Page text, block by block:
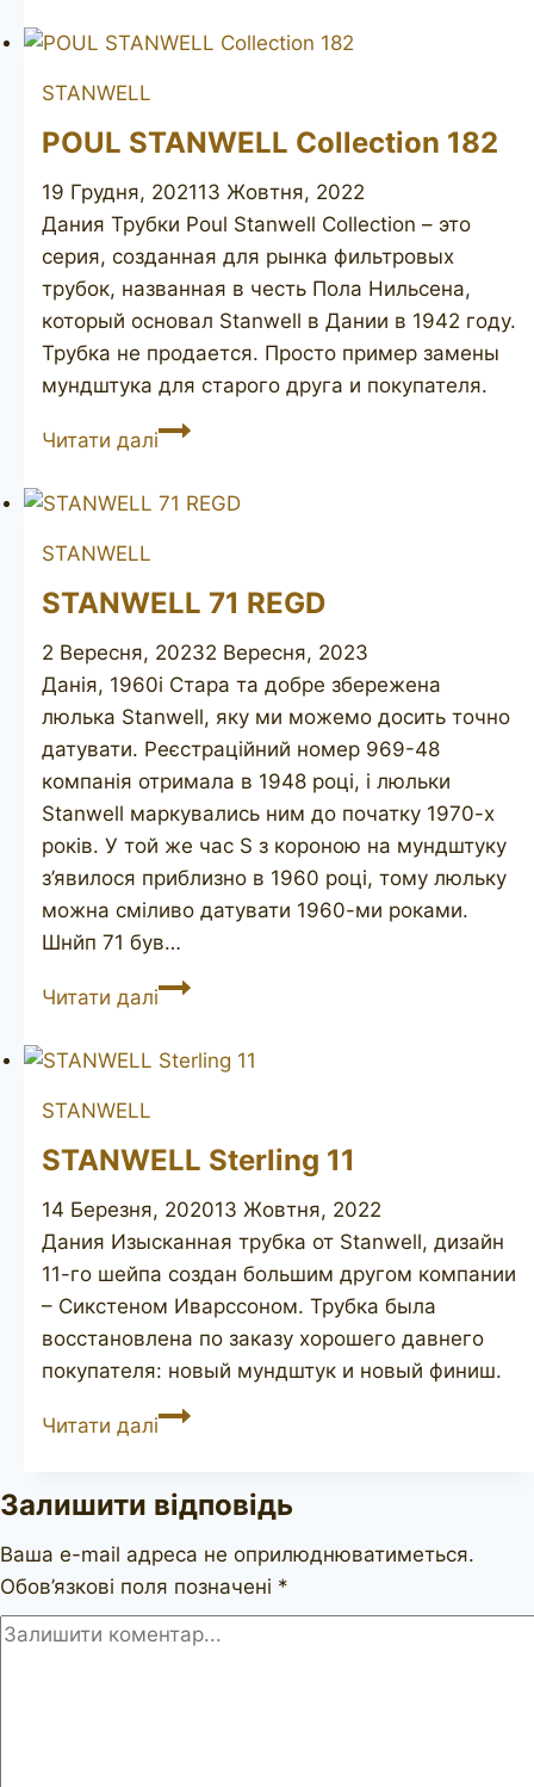
Luxe
STANWELL
POUL STANWELL Collection 182
19 Грудня, 202113 Жовтня, 2022
Дания Трубки Poul Stanwell Collection – это
серия, созданная для рынка фильтровых
трубок, названная в честь Пола Нильсена,
который основал Stanwell в Дании в 1942 году.
Трубка не продается. Просто пример замены
мундштука для старого друга и покупателя.
Читати даліPOUL
Collection
STANWELL
STANWELL 71 REGD
2 Вересня, 20232 Вересня, 2023
Данія, 1960і Стара та добре збережена
люлька Stanwell, яку ми можемо досить точно
датувати. Реєстраційний номер 969-48
компанія отримала в 1948 році, і люльки
Stanwell маркувались ним до початку 1970-х
років. У той же час S з короною на мундштуку
з’явилося приблизно в 1960 році, тому люльку
можна сміливо датувати 1960-ми роками.
Шнйп 71 був…
Читати даліSTANWELL
REGD
STANWELL
STANWELL Sterling 11
14 Березня, 202013 Жовтня, 2022
Дания Изысканная трубка от Stanwell, дизайн
11-го шейпа создан большим другом компании
– Сикстеном Иварссоном. Трубка была
восстановлена по заказу хорошего давнего
покупателя: новый мундштук и новый финиш.
Читати даліSTANWELL
Залишити відповідь
Ваша e-mail адреса не оприлюднюватиметься.
Обов’язкові поля позначені *